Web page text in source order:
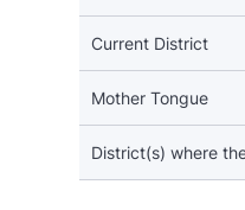
Current District
Mother Tongue
District(s) where